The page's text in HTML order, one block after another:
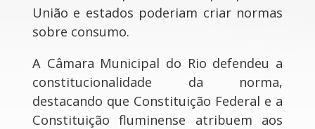
União e estados poderiam criar normas
sobre consumo.
A Câmara Municipal do Rio defendeu a
constitucionalidade da norma,
destacando que Constituição Federal e a
Constituição fluminense atribuem aos